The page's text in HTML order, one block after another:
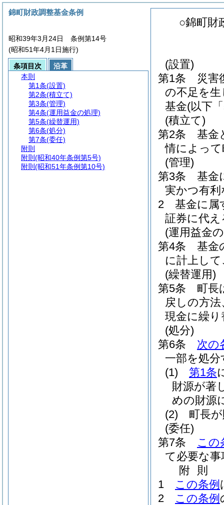
○錦町財
(設置)
第1条
災害
の不足を
基金(以下
(積立て)
第2条
基金
情によっ
(管理)
第3条
基金
実かつ有
2
基金に属
証券に代
(運用益金
第4条
基金
に計上し
(繰替運用)
第5条
町長
戻しの方
現金に繰
(処分)
第6条
次の
一部を処
(1)
第1条
財源が著
めの財源
(2)
町長
(委任)
第7条
この
て必要な
附 則
1
この条例
2
この条例
錦町財政調整基金条例
昭和39年3月24日 条例第14号
(昭和51年4月1日施行)
条項目次
沿革
本則
第1条(設置)
第2条(積立て)
第3条(管理)
第4条(運用益金の処理)
第5条(繰替運用)
第6条(処分)
第7条(委任)
附則
附則 (昭和40年条例第5号)
附則 (昭和51年条例第10号)